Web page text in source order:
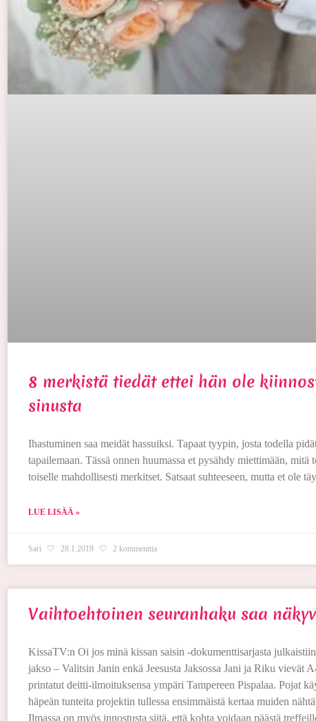
8 merkistä tiedät ettei hän ole
sinusta
Ihastuminen saa meidät hassuiksi. Tapaat tyypin, josta todella
tapailemaan. Tässä onnen huumassa et pysähdy miettimään, mitä
toiselle mahdollisesti merkitset. Satsaat suhteeseen, mutta et ole
LUE LISÄÄ »
Sari 28.1.2019 2 kommenttia
Vaihtoehtoinen seuranhaku saa
KissaTV:n Oi jos minä kissan saisin -dokumenttisarjasta
jakso – Valitsin Janin enkä Jeesusta Jaksossa Jani ja Riku vievät
printatut deitti-ilmoituksensa ympäri Tampereen Pispalaa. Pojat
häpeän tunteita projektin tullessa ensimmäistä kertaa muiden
Ilmassa on myös innostusta siitä, että kohta voidaan päästä